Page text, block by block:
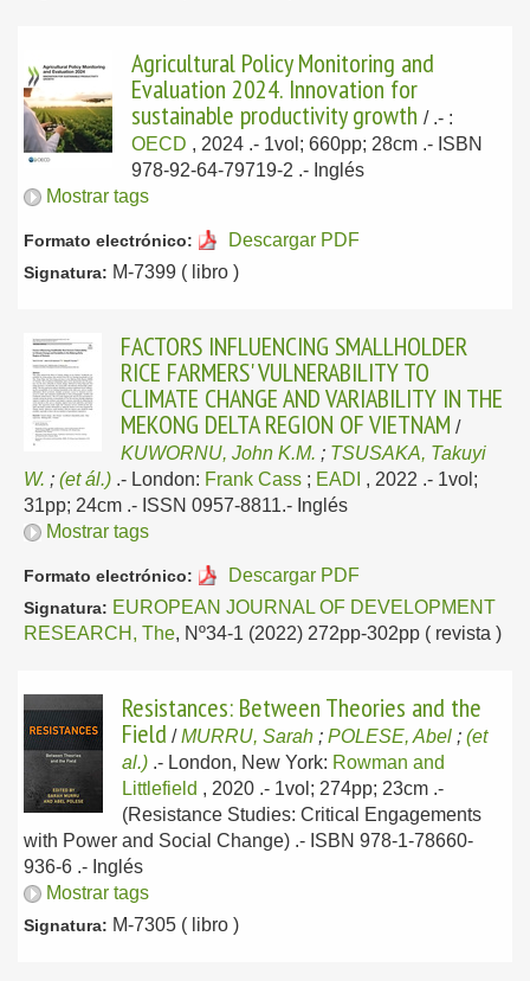
Agricultural Policy Monitoring and
Evaluation 2024. Innovation for
sustainable productivity growth / .- :
OECD , 2024 .- 1vol; 660pp; 28cm .- ISBN
978-92-64-79719-2 .- Inglés
Mostrar tags
Formato electrónico: Descargar PDF
Signatura: M-7399 ( libro )
FACTORS INFLUENCING SMALLHOLDER
RICE FARMERS' VULNERABILITY TO
CLIMATE CHANGE AND VARIABILITY IN THE
MEKONG DELTA REGION OF VIETNAM /
KUWORNU, John K.M. ; TSUSAKA, Takuyi
W. ; (et ál.) .- London: Frank Cass ; EADI , 2022 .- 1vol;
31pp; 24cm .- ISSN 0957-8811.- Inglés
Mostrar tags
Formato electrónico: Descargar PDF
Signatura: EUROPEAN JOURNAL OF DEVELOPMENT
RESEARCH, The, Nº34-1 (2022) 272pp-302pp ( revista )
Resistances: Between Theories and the
Field /MURRU, Sarah ; POLESE, Abel ; (et
al.) .- London, New York: Rowman and
Littlefield , 2020 .- 1vol; 274pp; 23cm .-
(Resistance Studies: Critical Engagements
with Power and Social Change) .- ISBN 978-1-78660-
936-6 .- Inglés
Mostrar tags
Signatura: M-7305 ( libro )